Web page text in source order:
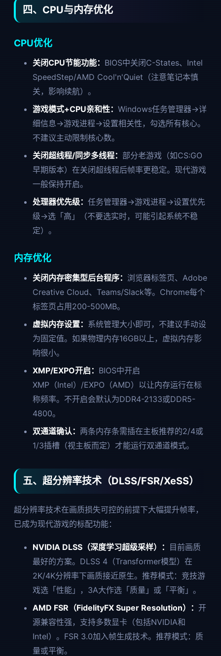
四、CPU与内存优化
CPU优化
关闭CPU节能功能： BIOS中关闭C-States、Intel
SpeedStep/AMD Cool'n'Quiet（注意笔记本慎
关，影响续航）。
游戏模式+CPU亲和性： Windows任务管理器→详
细信息→游戏进程→设置相关性，勾选所有核心。
不建议主动限制核心数。
关闭超线程/同步多线程： 部分老游戏（如CS:GO
早期版本）在关闭超线程后帧率更稳定。现代游戏
一般保持开启。
处理器优先级： 任务管理器→游戏进程→设置优先
级→选「高」（不要选实时，可能引起系统不稳
定）。
内存优化
关闭内存密集型后台程序： 浏览器标签页、Adobe
Creative Cloud、Teams/Slack等。Chrome每个
标签页占用200-500MB。
虚拟内存设置： 系统管理大小即可，不建议手动设
为固定值。如果物理内存16GB以上，虚拟内存影
响很小。
XMP/EXPO开启： BIOS中开启
XMP（Intel）/EXPO（AMD）以让内存运行在标
称频率。不开启会默认为DDR4-2133或DDR5-
4800。
双通道确认： 两条内存条需插在主板推荐的2/4或
1/3插槽（视主板而定）才能运行双通道模式。
五、超分辨率技术（DLSS/FSR/XeSS）
超分辨率技术在画质损失可控的前提下大幅提升帧率，
已成为现代游戏的标配功能：
NVIDIA DLSS（深度学习超级采样）：
目前画质
最好的方案。DLSS 4（Transformer模型）在
2K/4K分辨率下画质接近原生。推荐模式：竞技游
戏选「性能」，3A大作选「质量」或「平衡」。
AMD FSR（FidelityFX Super Resolution）： 开
源兼容性强，支持多数显卡（包括NVIDIA和
Intel）。FSR 3.0加入帧生成技术。推荐模式：质
量或平衡。